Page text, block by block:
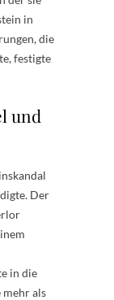
in
die
festigte
und
Der
in die
mehr als